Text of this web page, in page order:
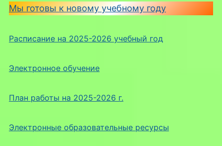
Мы готовы к новому учебному году
Расписание на 2025-2026 учебный год
Электронное обучение
План работы на 2025-2026 г.
Электронные образовательные ресурсы